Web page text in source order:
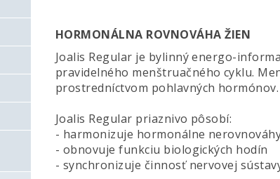
HORMONÁLNA ROVNOVÁHA ŽIEN
Joalis Regular je bylinný energo-
pravidelného menštruačného cyklu.
prostredníctvom pohlavných hormónov.
Joalis Regular priaznivo pôsobí:
- harmonizuje hormonálne
- obnovuje funkciu biologických hodín
- synchronizuje činnosť nervovej